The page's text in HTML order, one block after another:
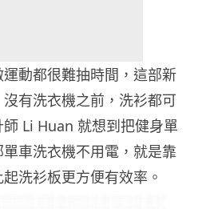
動都很難抽時間，這部新
有洗衣機之前，洗衫都可
Li Huan 就想到把健身單
車洗衣機不用電，就是靠
洗衫板更方便有效率。